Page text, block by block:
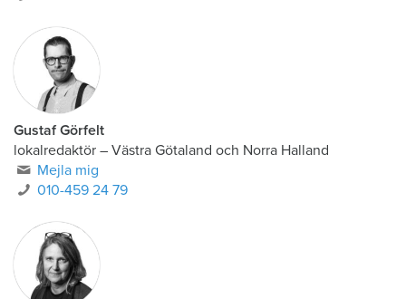
Gustaf Görfelt
lokalredaktör – Västra Götaland och Norra Halland
Mejla mig
010-459 24 79